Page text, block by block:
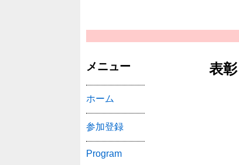
表彰
メニュー
ホーム
参加登録
Program